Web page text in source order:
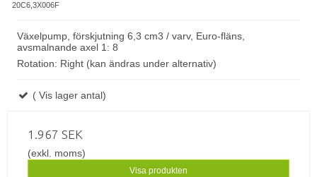
20C6,3X006F
Växelpump, förskjutning 6,3 cm3 / varv, Euro-fläns,
avsmalnande axel 1: 8
Rotation: Right (kan ändras under alternativ)
( Vis lager antal)
1.967 SEK
(exkl. moms)
Visa produkten